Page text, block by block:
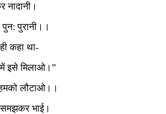
नादानी।
पुरानी।।
कहा था-
में इसे मिलाओ।”
हमको लौटाओ।।
समझकर भाई।